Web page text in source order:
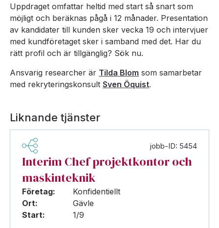
Uppdraget omfattar heltid med start så snart som
möjligt och beräknas pågå i 12 månader. Presentation
av kandidater till kunden sker vecka 19 och intervjuer
med kundföretaget sker i samband med det. Har du
rätt profil och är tillgänglig? Sök nu.
Ansvarig researcher är Tilda Blom som samarbetar
med rekryteringskonsult Sven Öquist.
Liknande tjänster
jobb-ID: 5454
Interim Chef projektkontor och
maskinteknik
Företag:
Konfidentiellt
Ort:
Gävle
Start:
1/9